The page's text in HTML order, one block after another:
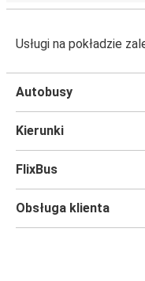
Usługi na pokładzie
Autobusy
Kierunki
FlixBus
Obsługa klienta